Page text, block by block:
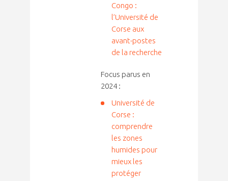
Congo :
l’Université de
Corse aux
avant-postes
de la recherche
Focus parus en
2024 :
Université de
Corse :
comprendre
les zones
humides pour
mieux les
protéger